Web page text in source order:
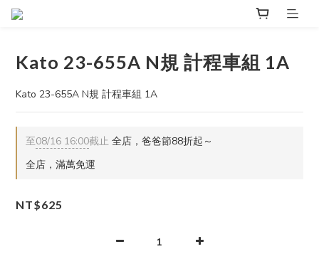
Kato 23-655A N規 計程車組 1A
Kato 23-655A N規 計程車組 1A
至08/16 16:00截止 全店，爸爸節88折起～
全店，滿萬免運
NT$625